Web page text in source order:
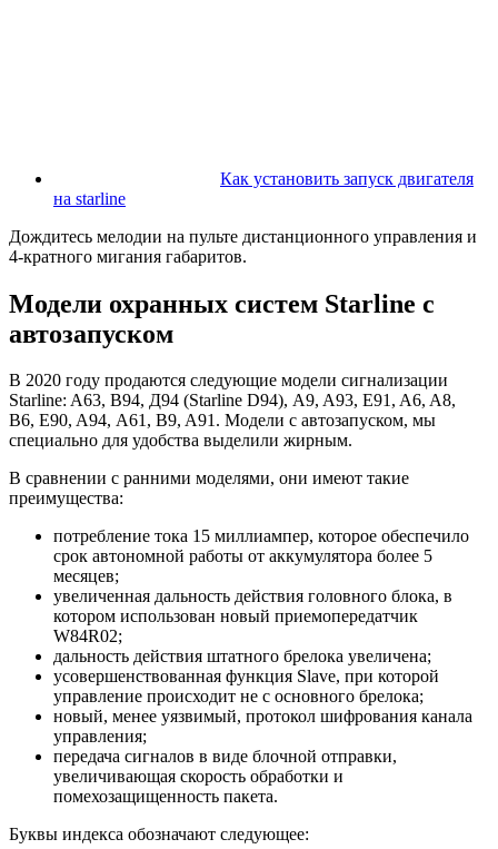
Как установить запуск двигателя
на starline
Дождитесь мелодии на пульте дистанционного управления и
4-кратного мигания габаритов.
Модели охранных систем Starline с
автозапуском
В 2020 году продаются следующие модели сигнализации
Starline: A63, В94, Д94 (Starline D94), A9, A93, E91, A6, A8,
B6, E90, A94, A61, B9, A91. Модели с автозапуском, мы
специально для удобства выделили жирным.
В сравнении с ранними моделями, они имеют такие
преимущества:
потребление тока 15 миллиампер, которое обеспечило
срок автономной работы от аккумулятора более 5
месяцев;
увеличенная дальность действия головного блока, в
котором использован новый приемопередатчик
W84R02;
дальность действия штатного брелока увеличена;
усовершенствованная функция Slave, при которой
управление происходит не с основного брелока;
новый, менее уязвимый, протокол шифрования канала
управления;
передача сигналов в виде блочной отправки,
увеличивающая скорость обработки и
помехозащищенность пакета.
Буквы индекса обозначают следующее: